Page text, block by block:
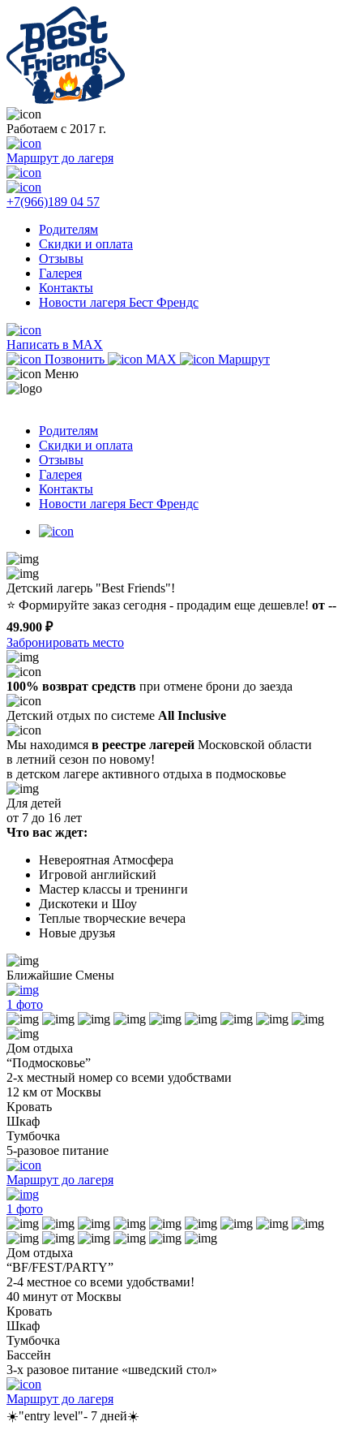
Работаем с 2017 г.
Маршрут до лагеря
+7(966)189 04 57
Родителям
Скидки и оплата
Отзывы
Галерея
Контакты
Новости лагеря Бест Френдс
Написать в MAX
Позвонить
MAX
Маршрут
Меню
Родителям
Скидки и оплата
Отзывы
Галерея
Контакты
Новости лагеря Бест Френдс
Детский лагерь "Best Friends"!
⭐️ Формируйте заказ сегодня - продадим еще дешевле! от --
49.900 ₽
Забронировать место
100% возврат средств при отмене брони до заезда
Детский отдых по системе All Inclusive
Мы находимся в реестре лагерей Московской области
в летний сезон по новому!
в детском лагере активного отдыха в подмосковье
Для детей
от 7 до 16 лет
Что вас ждет:
Невероятная Атмосфера
Игровой английский
Мастер классы и тренинги
Дискотеки и Шоу
Теплые творческие вечера
Новые друзья
Ближайшие Смены
1 фото
Дом отдыха
“Подмосковье”
2-х местный номер со всеми удобствами
12 км от Москвы
Кровать
Шкаф
Тумбочка
5-разовое питание
Маршрут до лагеря
1 фото
Дом отдыха
“BF/FEST/PARTY”
2-4 местное со всеми удобствами!
40 минут от Москвы
Кровать
Шкаф
Тумбочка
Бассейн
3-х разовое питание «шведский стол»
Маршрут до лагеря
☀️"entry level"- 7 дней☀️